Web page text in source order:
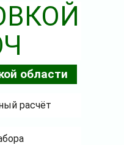
области
расчёт